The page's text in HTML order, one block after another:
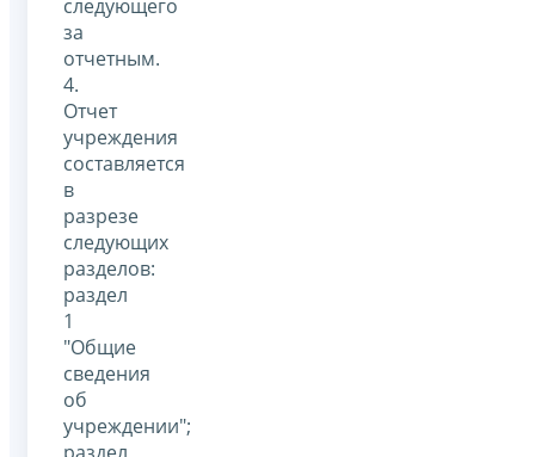
следующего
за
отчетным.
4.
Отчет
учреждения
составляется
в
разрезе
следующих
разделов:
раздел
1
"Общие
сведения
об
учреждении";
раздел